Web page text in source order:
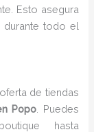
Esto asegura
todo el
de tiendas
Popo . Puedes
hasta